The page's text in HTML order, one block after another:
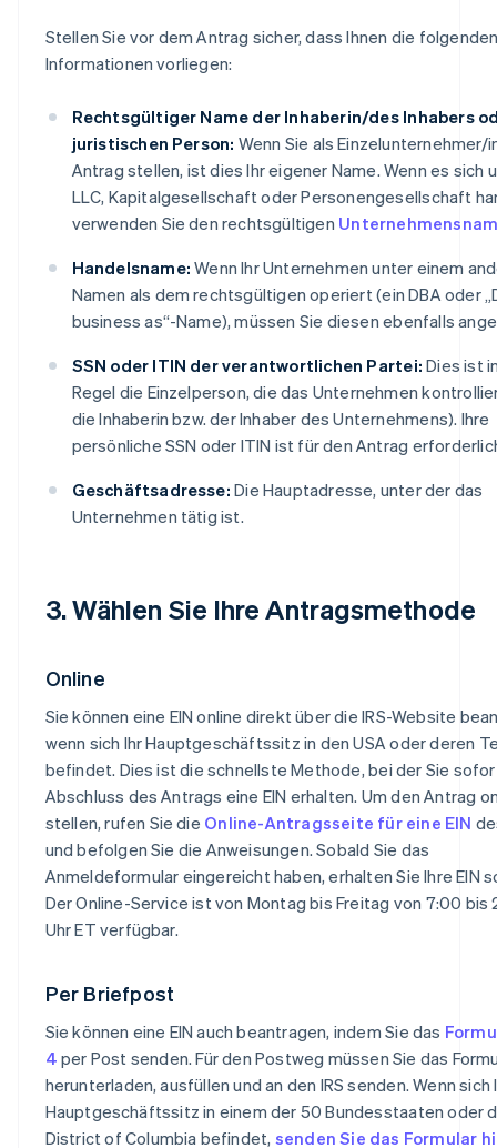
Stellen Sie vor dem Antrag sicher, dass Ihnen die
Informationen vorliegen:
Rechtsgültiger Name der Inhaberin/des Inhabers
juristischen Person: Wenn Sie als Einzelunternehmer/
Antrag stellen, ist dies Ihr eigener Name. Wenn es sich
LLC, Kapitalgesellschaft oder Personengesellschaft
verwenden Sie den rechtsgültigen
Handelsname: Wenn Ihr Unternehmen unter einem
Namen als dem rechtsgültigen operiert (ein DBA oder
business as“-Name), müssen Sie diesen ebenfalls
SSN oder ITIN der verantwortlichen Partei: Dies ist
Regel die Einzelperson, die das Unternehmen
die Inhaberin bzw. der Inhaber des Unternehmens). Ihre
persönliche SSN oder ITIN ist für den Antrag
Geschäftsadresse: Die Hauptadresse, unter der das
Unternehmen tätig ist.
3. Wählen Sie Ihre Antragsmethode
Online
Sie können eine EIN online direkt über die IRS-Website
wenn sich Ihr Hauptgeschäftssitz in den USA oder deren
befindet. Dies ist die schnellste Methode, bei der Sie
Abschluss des Antrags eine EIN erhalten. Um den Antrag
stellen, rufen Sie die Online-Antragsseite für eine EIN
und befolgen Sie die Anweisungen. Sobald Sie das
Anmeldeformular eingereicht haben, erhalten Sie Ihre EIN
Der Online-Service ist von Montag bis Freitag von 7:00 bis
Uhr ET verfügbar.
Per Briefpost
Sie können eine EIN auch beantragen, indem Sie das
4 per Post senden. Für den Postweg müssen Sie das
herunterladen, ausfüllen und an den IRS senden. Wenn sich
Hauptgeschäftssitz in einem der 50 Bundesstaaten oder
District of Columbia befindet, senden Sie das Formular